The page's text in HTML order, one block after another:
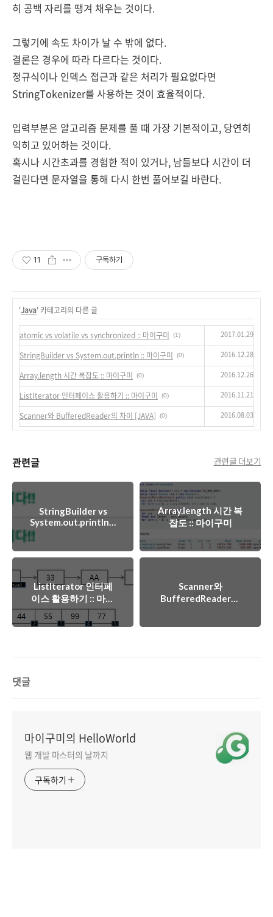
히 공백 자리를 땡겨 채우는 것이다.
그렇기에 속도 차이가 날 수 밖에 없다.
결론은 경우에 따라 다르다는 것이다.
정규식이나 인덱스 접근과 같은 처리가 필요없다면
StringTokenizer를 사용하는 것이 효율적이다.
입력부분은 알고리즘 문제를 풀 때 가장 기본적이고, 당연히
익히고 있어하는 것이다.
혹시나 시간초과를 경험한 적이 있거나, 남들보다 시간이 더
걸린다면 문자열을 통해 다시 한번 풀어보길 바란다.
11 구독하기
'Java' 카테고리의 다른 글
atomic vs volatile vs synchronized :: 마이구미 (1) 2017.01.29
StringBuilder vs System.out.println :: 마이구미 (0) 2016.12.28
Array.length 시간 복잡도 :: 마이구미 (0) 2016.12.26
ListIterator 인터페이스 활용하기 :: 마이구미 (0) 2016.11.21
Scanner와 BufferedReader의 차이 [JAVA] (0) 2016.08.03
관련글 관련글 더보기
StringBuilder vs
System.out.println ::
Array.length 시간 복
잡도 :: 마이구미
ListIterator 인터페
이스 활용하기 :: 마이
구미
Scanner와
BufferedReader의
댓글
마이구미의 HelloWorld
웹 개발 마스터의 날까지
구독하기